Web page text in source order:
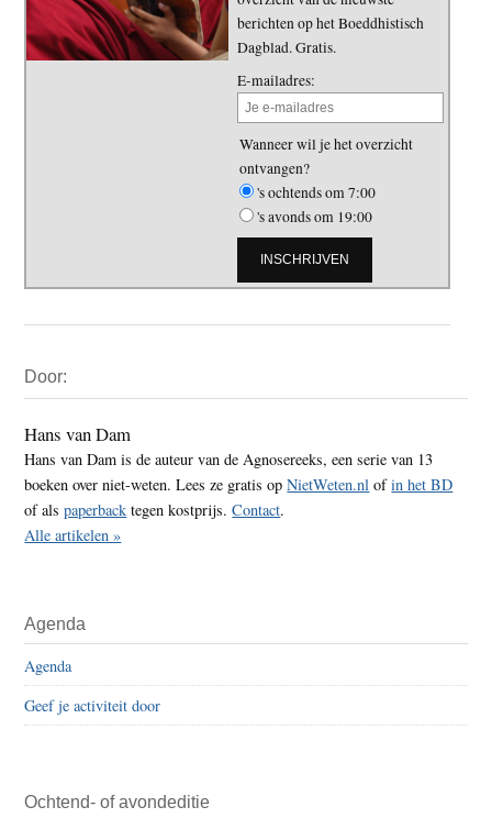
berichten op het Boeddhistisch
Dagblad. Gratis.
E-mailadres:
Wanneer wil je het overzicht
ontvangen?
's ochtends om 7:00
's avonds om 19:00
Sidebar
Door:
Hans van Dam
Hans van Dam is de auteur van de Agnosereeks, een serie van 13
boeken over niet-weten. Lees ze gratis opNietWeten.nl ofin het BD
of alspaperback tegen kostprijs.Contact.
Alle artikelen »
Agenda
Agenda
Geef je activiteit door
Ochtend- of avondeditie